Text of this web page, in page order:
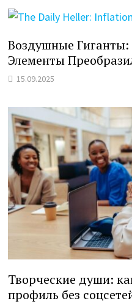
Воздушные
Элементы
15.09.2025
Творческие души:
профиль без